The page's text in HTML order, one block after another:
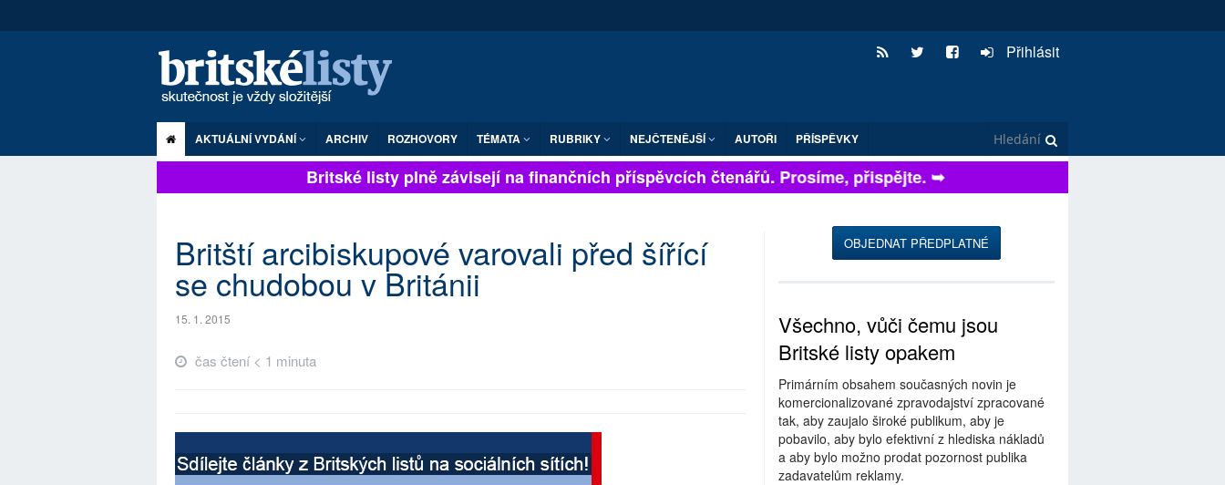
Přihlásit
AKTUÁLNÍ VYDÁNÍ ARCHIV ROZHOVORY TÉMATA RUBRIKY NEJČTENĚJŠÍ AUTOŘI PŘÍSPĚVKY
Britské listy plně závisejí na finančních příspěvcích čtenářů. Prosíme, přispějte. ➥
Britští arcibiskupové varovali před šířící
se chudobou v Británii
15. 1. 2015
čas čtení < 1 minuta
OBJEDNAT PŘEDPLATNÉ
Všechno, vůči čemu jsou
Britské listy opakem
Primárním obsahem současných novin je
komercionalizované zpravodajství zpracované
tak, aby zaujalo široké publikum, aby je
pobavilo, aby bylo efektivní z hlediska nákladů
a aby bylo možno prodat pozornost publika
zadavatelům reklamy.